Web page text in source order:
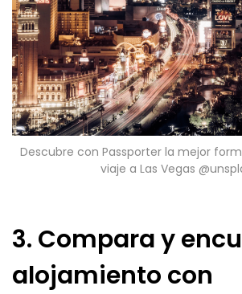
Descubre con Passporter la mejor
viaje a Las Vegas
3. Compara y
alojamiento con